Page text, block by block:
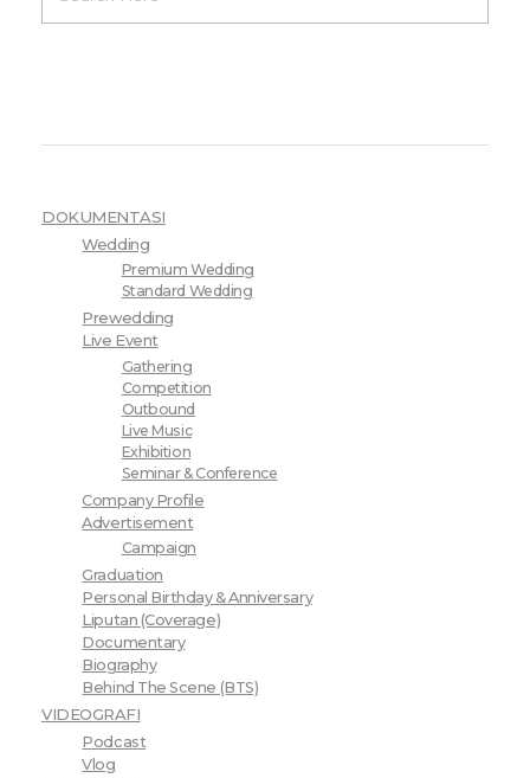
DOKUMENTASI
Wedding
Premium Wedding
Standard Wedding
Prewedding
Live Event
Gathering
Competition
Outbound
Live Music
Exhibition
Seminar & Conference
Company Profile
Advertisement
Campaign
Graduation
Personal Birthday & Anniversary
Liputan (Coverage)
Documentary
Biography
Behind The Scene (BTS)
VIDEOGRAFI
Podcast
Vlog